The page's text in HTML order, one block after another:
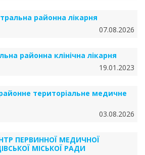
районна лікарня
07.08.2026
районна клінічна лікарня
19.01.2023
територіальне медичне
03.08.2026
ПЕРВИННОЇ МЕДИЧНОЇ
МІСЬКОЇ РАДИ